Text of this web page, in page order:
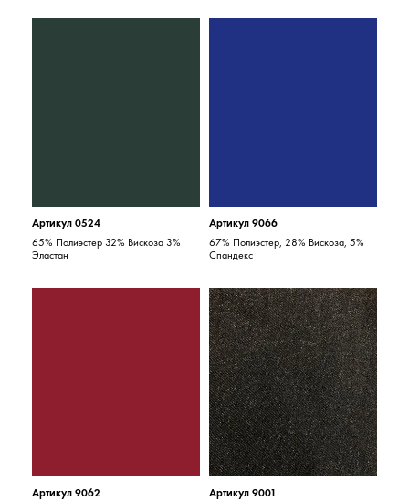
Артикул 0524
65% Полиэстер 32% Вискоза 3%
Эластан
Артикул 9066
67% Полиэстер, 28% Вискоза, 5%
Спандекс
Артикул 9062
Артикул 9001